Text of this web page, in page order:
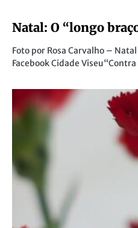
Natal: O “longo
Foto por Rosa Carvalho – Natal
Facebook Cidade